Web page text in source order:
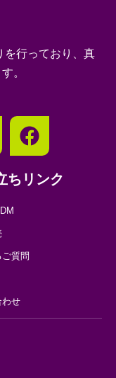
を行っており、真
。
ちリンク
質問
わせ